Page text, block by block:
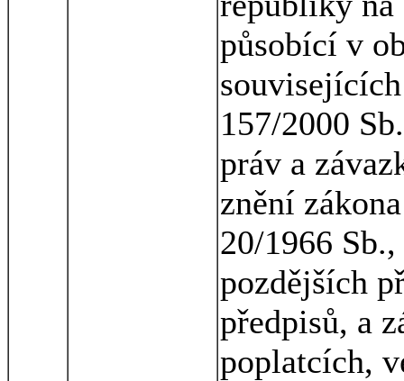
působící v
157/2000
práv a
znění
20/1966
pozdějších
předpisů, a
poplatcích,